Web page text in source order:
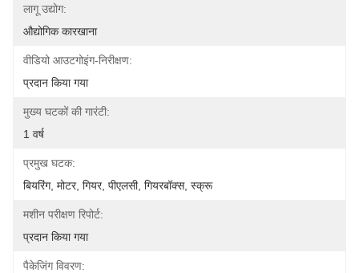
लागू उद्योग:
औद्योगिक कारखाना
वीडियो आउटगोइंग-निरीक्षण:
प्रदान किया गया
मुख्य घटकों की गारंटी:
1 वर्ष
प्रमुख घटक:
बियरिंग, मोटर, गियर, पीएलसी, गियरबॉक्स, स्क्रू
मशीन परीक्षण रिपोर्ट:
प्रदान किया गया
पैकेजिंग विवरण: